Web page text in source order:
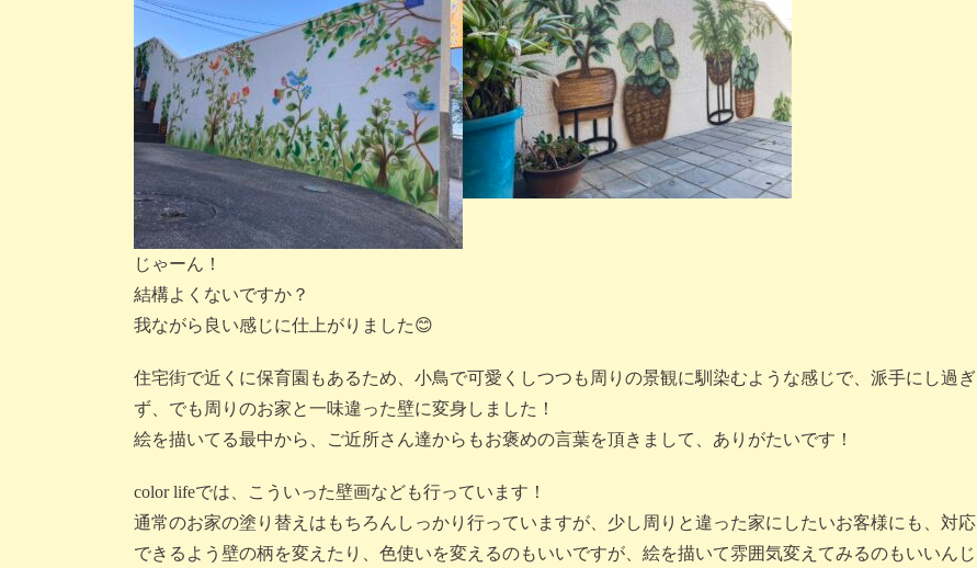
じゃーん！
結構よくないですか？
我ながら良い感じに仕上がりました😊
住宅街で近くに保育園もあるため、小鳥で可愛くしつつも周りの景観に馴染むような感じで、派手にし過ぎ
ず、でも周りのお家と一味違った壁に変身しました！
絵を描いてる最中から、ご近所さん達からもお褒めの言葉を頂きまして、ありがたいです！
color lifeでは、こういった壁画なども行っています！
通常のお家の塗り替えはもちろんしっかり行っていますが、少し周りと違った家にしたいお客様にも、対応
できるよう壁の柄を変えたり、色使いを変えるのもいいですが、絵を描いて雰囲気変えてみるのもいいんじ